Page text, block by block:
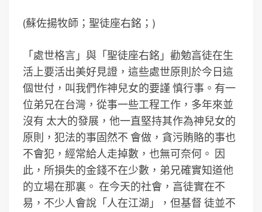
(蘇佐揚牧師；聖徒座右銘；)
「處世格言」與「聖徒座右銘」勸勉亯徒在生
活上要活出美好見證，這些處世原則於今日這
個世付，叫我們作神兒女的要謹 慎行事。有一
位弟兄在台灣，從事一些工程工作，多年來並
沒有 太大的發展，他一直堅持其作為神兒女的
原則，犯法的事固然不 會做，貪污賄賂的事也
不會犯，經常給人走掉數，也無可奈何。 因
此，所損失的金錢不在少數，弟兄確實知道他
的立場在那裏。 在今天的社會，亯徒實在不
易，不少人會說「人在江湖」，但基督 徒並不